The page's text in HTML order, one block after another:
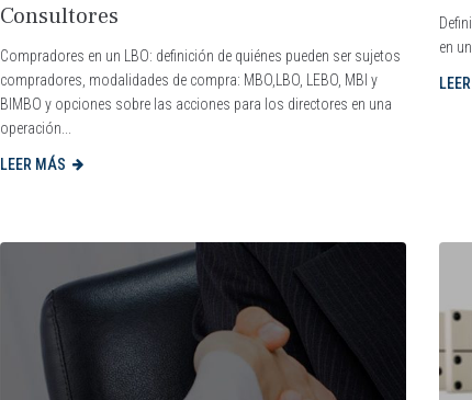
Consultores
Compradores en un LBO: definición de quiénes pueden ser sujetos
compradores, modalidades de compra: MBO,LBO, LEBO, MBI y
BIMBO y opciones sobre las acciones para los directores en una
operación...
LEER MÁS
en